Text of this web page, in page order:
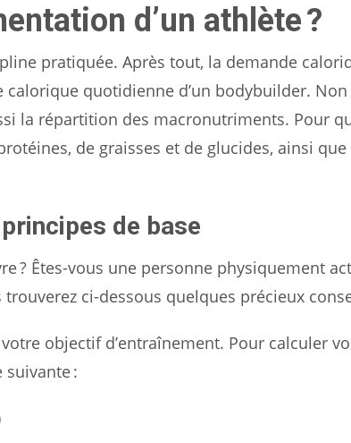
d’un athlète ?
pratiquée. Après tout, la demande
quotidienne d’un bodybuilder.
la répartition des macronutriments. Pour
de graisses et de glucides, ainsi que
de base
? Êtes-vous une personne physiquement
ci-dessous quelques précieux
objectif d’entraînement. Pour calculer
: